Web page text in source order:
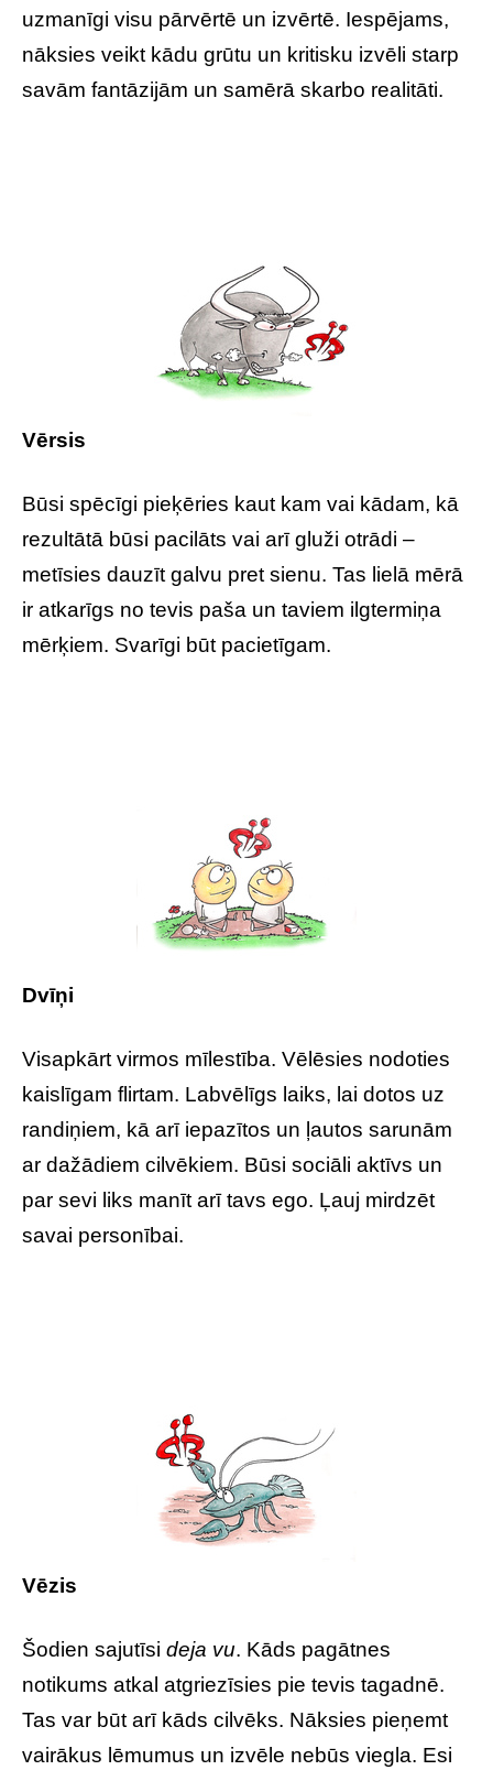
uzmanīgi visu pārvērtē un izvērtē. Iespējams,
nāksies veikt kādu grūtu un kritisku izvēli starp
savām fantāzijām un samērā skarbo realitāti.
Vērsis
Būsi spēcīgi pieķēries kaut kam vai kādam, kā
rezultātā būsi pacilāts vai arī gluži otrādi –
metīsies dauzīt galvu pret sienu. Tas lielā mērā
ir atkarīgs no tevis paša un taviem ilgtermiņa
mērķiem. Svarīgi būt pacietīgam.
Dvīņi
Visapkārt virmos mīlestība. Vēlēsies nodoties
kaislīgam flirtam. Labvēlīgs laiks, lai dotos uz
randiņiem, kā arī iepazītos un ļautos sarunām
ar dažādiem cilvēkiem. Būsi sociāli aktīvs un
par sevi liks manīt arī tavs ego. Ļauj mirdzēt
savai personībai.
Vēzis
Šodien sajutīsi deja vu. Kāds pagātnes
notikums atkal atgriezīsies pie tevis tagadnē.
Tas var būt arī kāds cilvēks. Nāksies pieņemt
vairākus lēmumus un izvēle nebūs viegla. Esi